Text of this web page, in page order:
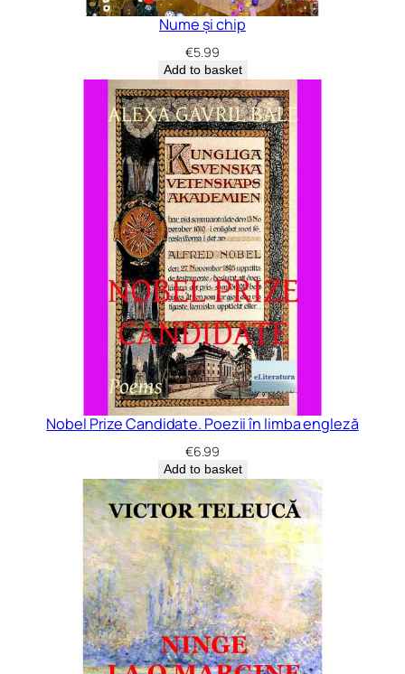
Nume și chip
€5.99
Add to basket
Nobel Prize Candidate. Poezii în limba engleză
€6.99
Add to basket